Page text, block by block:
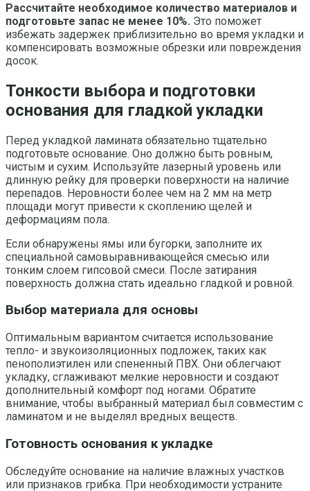
Рассчитайте необходимое количество материалов и
подготовьте запас не менее 10%. Это поможет
избежать задержек приблизительно во время укладки и
компенсировать возможные обрезки или повреждения
досок.
Тонкости выбора и подготовки
основания для гладкой укладки
Перед укладкой ламината обязательно тщательно
подготовьте основание. Оно должно быть ровным,
чистым и сухим. Используйте лазерный уровень или
длинную рейку для проверки поверхности на наличие
перепадов. Неровности более чем на 2 мм на метр
площади могут привести к скоплению щелей и
деформациям пола.
Если обнаружены ямы или бугорки, заполните их
специальной самовыравнивающейся смесью или
тонким слоем гипсовой смеси. После затирания
поверхность должна стать идеально гладкой и ровной.
Выбор материала для основы
Оптимальным вариантом считается использование
тепло- и звукоизоляционных подложек, таких как
пенополиэтилен или спененный ПВХ. Они облегчают
укладку, сглаживают мелкие неровности и создают
дополнительный комфорт под ногами. Обратите
внимание, чтобы выбранный материал был совместим с
ламинатом и не выделял вредных веществ.
Готовность основания к укладке
Обследуйте основание на наличие влажных участков
или признаков грибка. При необходимости устраните